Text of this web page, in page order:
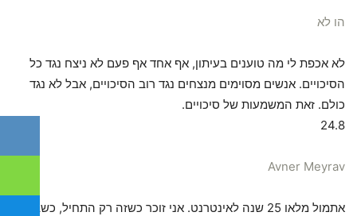
הו לא
לא אכפת לי מה טוענים בעיתון, אף אחד אף פעם לא ניצח נגד כל
הסיכויים. אנשים מסוימים מנצחים נגד רוב הסיכויים, אבל לא נגד
כולם. זאת המשמעות של סיכויים.
24.8
Avner Meyrav
אתמול מלאו 25 שנה לאינטרנט. אני זוכר כשזה רק התחיל, כשבכל